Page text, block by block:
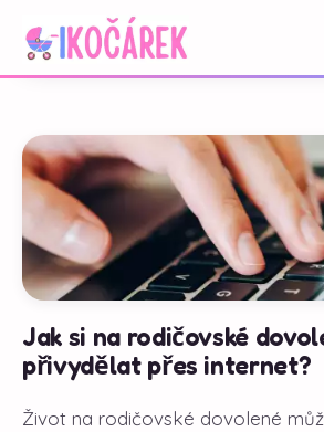
Jak si na rodičovské
přivydělat přes internet?
Život na rodičovské dovolené